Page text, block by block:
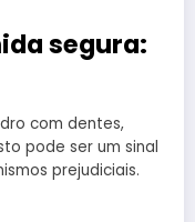
segura:
com dentes,
pode ser um sinal
prejudiciais.